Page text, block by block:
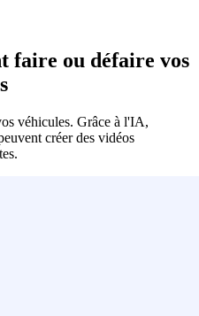
faire ou défaire vos
véhicules. Grâce à l'IA,
créer des vidéos